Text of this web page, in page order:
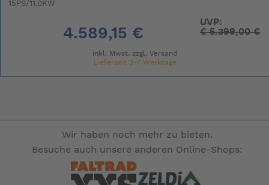
15PS/11,0KW
4.589,15 €
UVP:
€5.399,00 €
inkl. Mwst. zzgl. Versand
Lieferzeit 3-7 Werktage
Wir haben noch mehr zu bieten.
Besuche auch unsere anderen Online-Shops: